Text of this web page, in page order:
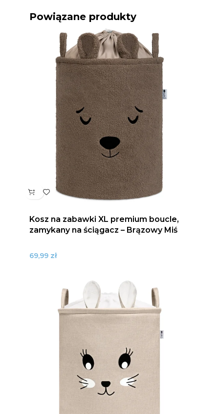
Powiązane produkty
Kosz na zabawki XL premium boucle,
zamykany na ściągacz – Brązowy Miś
69,99 zł